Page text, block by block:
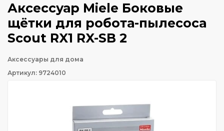
Аксессуар Miele Боковые
щётки для робота-пылесоса
Scout RX1 RX-SB 2
Аксессуары для дома
Артикул: 9724010